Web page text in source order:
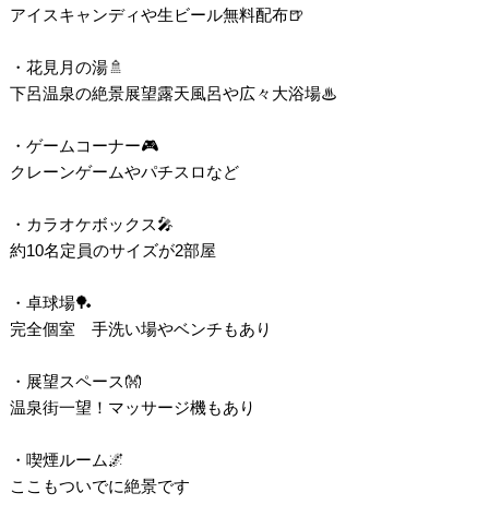
アイスキャンディや生ビール無料配布🍺
・花見月の湯🚿
下呂温泉の絶景展望露天風呂や広々大浴場♨
・ゲームコーナー🎮
クレーンゲームやパチスロなど
・カラオケボックス🎤
約10名定員のサイズが2部屋
・卓球場🏓
完全個室 手洗い場やベンチもあり
・展望スペース👐
温泉街一望！マッサージ機もあり
・喫煙ルーム🌌
ここもついでに絶景です